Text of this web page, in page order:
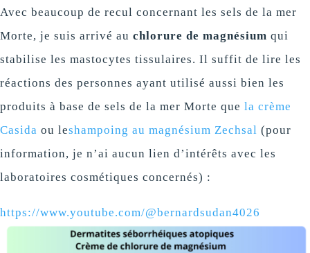
Avec beaucoup de recul concernant les sels de la mer
Morte, je suis arrivé au chlorure de magnésium qui
stabilise les mastocytes tissulaires. Il suffit de lire les
réactions des personnes ayant utilisé aussi bien les
produits à base de sels de la mer Morte que la crème
Casida ou leshampoing au magnésium Zechsal (pour
information, je n’ai aucun lien d’intérêts avec les
laboratoires cosmétiques concernés) :
https://www.youtube.com/@bernardsudan4026